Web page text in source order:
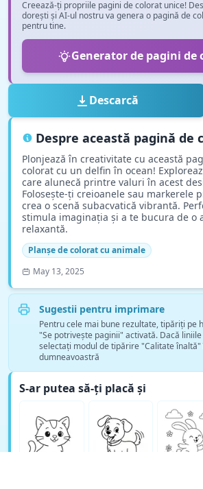
Creează-ți propriile pagini de colorat unice!
dorești și AI-ul nostru va genera o pagină de
pentru tine.
Generator de pagini de
Descarcă
Despre această pagină de
Plonjează în creativitate cu această
colorat cu un delfin în ocean!
care alunecă printre valuri în acest
Folosește-ți creioanele sau markerele
crea o scenă subacvatică vibrantă.
stimula imaginația și a te bucura de o
relaxantă.
Planșe de colorat cu animale
May 13, 2025
Sugestii pentru imprimare
Pentru cele mai bune rezultate, tipăriți pe
"Se potrivește paginii" activată. Dacă
selectați modul de tipărire "Calitate
dumneavoastră
S-ar putea să-ți placă și